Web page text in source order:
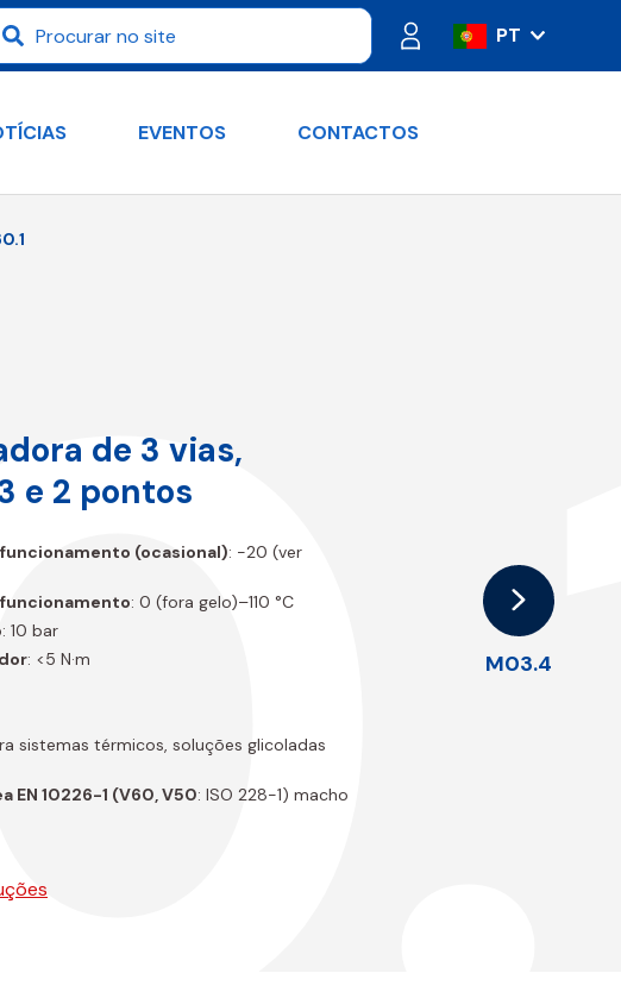
PT
IT
DE
EVENTOS CONTACTOS
M03.4
de 3 vias,
e 2 pontos
(ocasional): -20 (ver
: 0 (fora gelo)–110 °C
: 10 bar
: <5 N·m
sistemas térmicos, soluções glicoladas
EN 10226-1 (V60, V50: ISO 228-1) macho